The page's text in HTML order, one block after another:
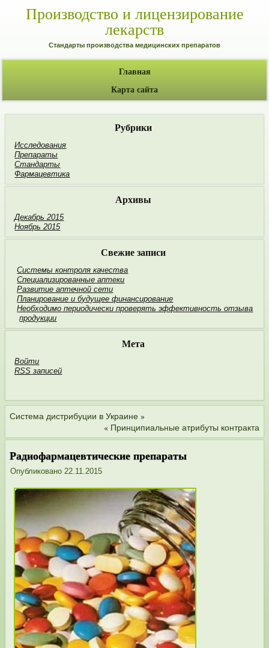
Производство и лицензирование
лекарств
Стандарты производства медицинских препаратов
Главная
Карта сайта
Рубрики
Исследования
Препараты
Стандарты
Фармацевтика
Архивы
Декабрь 2015
Ноябрь 2015
Свежие записи
Системы контроля качества
Специализированные аптеки
Развитие аптечной сети
Планирование и будущее финан­сирование
Необходимо пери­одически проверять эффективность отзыва
продукции
Мета
Войти
RSS записей
Система дистрибуции в Украине »
« Принципиальные атрибуты контракта
Радиофармацевтические препараты
Опубликовано 22.11.2015